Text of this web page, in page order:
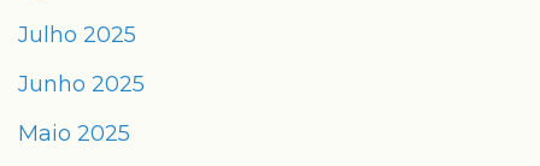
Julho 2025
Junho 2025
Maio 2025